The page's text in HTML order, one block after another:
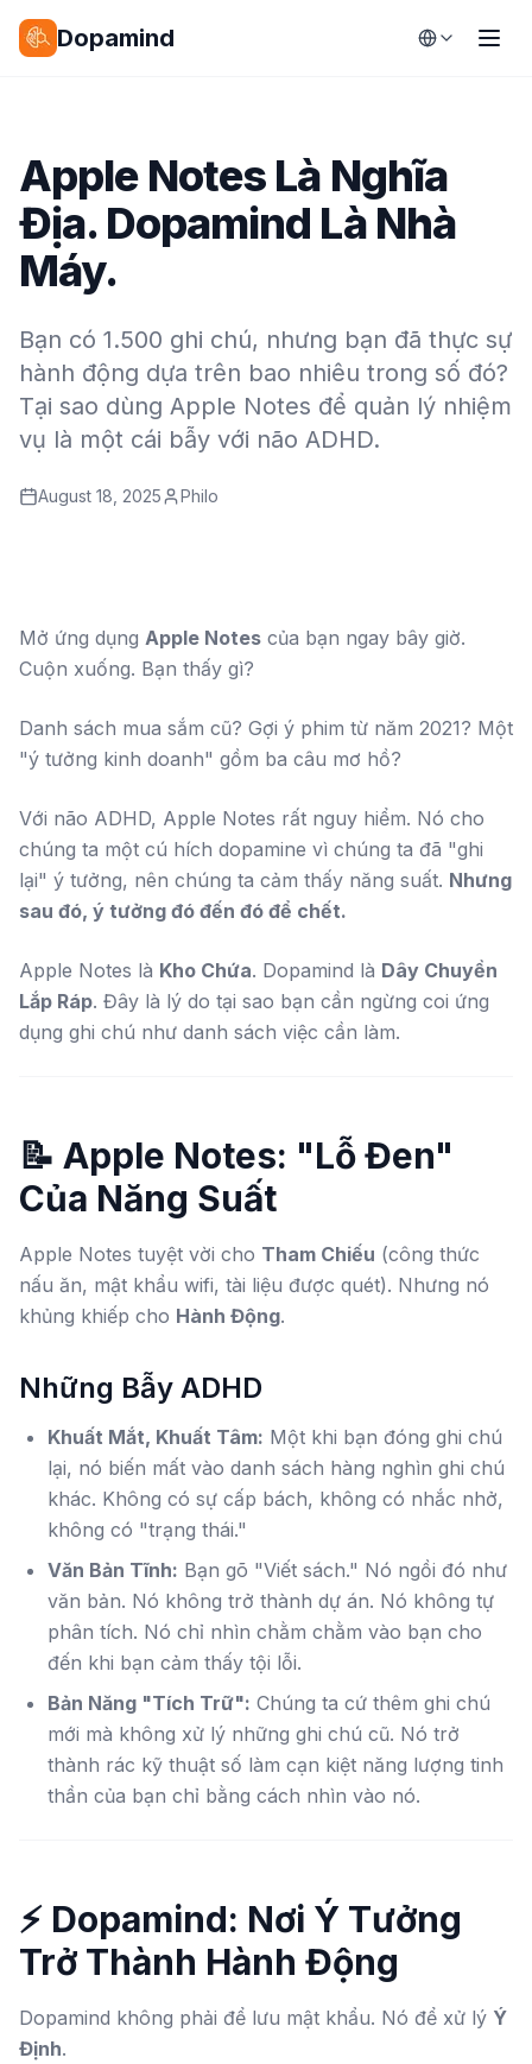
Dopamind
Apple Notes Là Nghĩa
Địa. Dopamind Là Nhà
Máy.
Bạn có 1.500 ghi chú, nhưng bạn đã thực sự
hành động dựa trên bao nhiêu trong số đó?
Tại sao dùng Apple Notes để quản lý nhiệm
vụ là một cái bẫy với não ADHD.
August 18, 2025 Philo
Mở ứng dụng Apple Notes của bạn ngay bây giờ.
Cuộn xuống. Bạn thấy gì?
Danh sách mua sắm cũ? Gợi ý phim từ năm 2021? Một
"ý tưởng kinh doanh" gồm ba câu mơ hồ?
Với não ADHD, Apple Notes rất nguy hiểm. Nó cho
chúng ta một cú hích dopamine vì chúng ta đã "ghi
lại" ý tưởng, nên chúng ta cảm thấy năng suất. Nhưng
sau đó, ý tưởng đó đến đó để chết.
Apple Notes là Kho Chứa. Dopamind là Dây Chuyền
Lắp Ráp. Đây là lý do tại sao bạn cần ngừng coi ứng
dụng ghi chú như danh sách việc cần làm.
📝 Apple Notes: "Lỗ Đen"
Của Năng Suất
Apple Notes tuyệt vời cho Tham Chiếu (công thức
nấu ăn, mật khẩu wifi, tài liệu được quét). Nhưng nó
khủng khiếp cho Hành Động.
Những Bẫy ADHD
Khuất Mắt, Khuất Tâm: Một khi bạn đóng ghi chú
lại, nó biến mất vào danh sách hàng nghìn ghi chú
khác. Không có sự cấp bách, không có nhắc nhở,
không có "trạng thái."
Văn Bản Tĩnh: Bạn gõ "Viết sách." Nó ngồi đó như
văn bản. Nó không trở thành dự án. Nó không tự
phân tích. Nó chỉ nhìn chằm chằm vào bạn cho
đến khi bạn cảm thấy tội lỗi.
Bản Năng "Tích Trữ": Chúng ta cứ thêm ghi chú
mới mà không xử lý những ghi chú cũ. Nó trở
thành rác kỹ thuật số làm cạn kiệt năng lượng tinh
thần của bạn chỉ bằng cách nhìn vào nó.
⚡️ Dopamind: Nơi Ý Tưởng
Trở Thành Hành Động
Dopamind không phải để lưu mật khẩu. Nó để xử lý Ý
Định.